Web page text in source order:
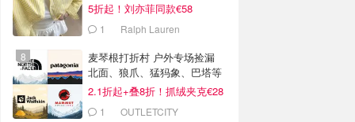
5折起！刘亦菲同款€58
1 Ralph Lauren
麦琴根打折村 户外专场捡漏
北面、狼爪、猛犸象、巴塔等
2.1折起+叠8折！抓绒夹克€28
1
OUTLETCITY